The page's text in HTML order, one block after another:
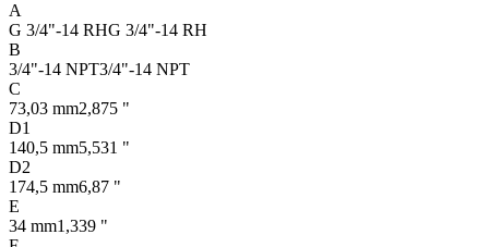
A
G 3/4"-14 RHG 3/4"-14 RH
B
3/4"-14 NPT3/4"-14 NPT
C
73,03 mm2,875 "
D1
140,5 mm5,531 "
D2
174,5 mm6,87 "
E
34 mm1,339 "